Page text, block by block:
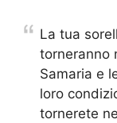
La tua
torneranno
Samaria e
loro
tornerete